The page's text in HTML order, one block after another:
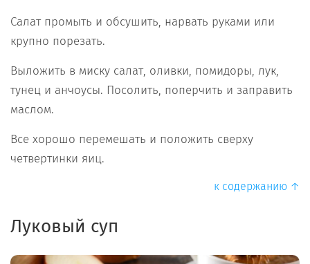
Салат промыть и обсушить, нарвать руками или
крупно порезать.
Выложить в миску салат, оливки, помидоры, лук,
тунец и анчоусы. Посолить, поперчить и заправить
маслом.
Все хорошо перемешать и положить сверху
четвертинки яиц.
к содержанию ↑
Луковый суп